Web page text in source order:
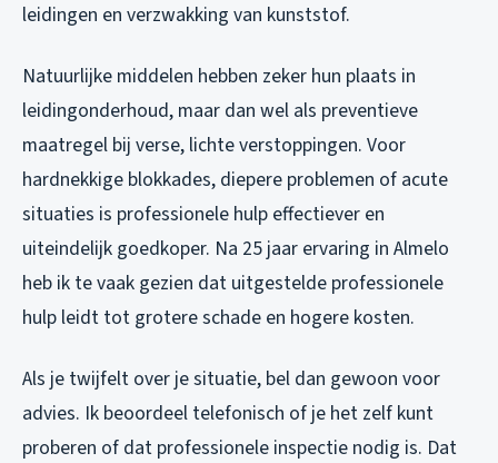
leidingen en verzwakking van kunststof.
Natuurlijke middelen hebben zeker hun plaats in
leidingonderhoud, maar dan wel als preventieve
maatregel bij verse, lichte verstoppingen. Voor
hardnekkige blokkades, diepere problemen of acute
situaties is professionele hulp effectiever en
uiteindelijk goedkoper. Na 25 jaar ervaring in Almelo
heb ik te vaak gezien dat uitgestelde professionele
hulp leidt tot grotere schade en hogere kosten.
Als je twijfelt over je situatie, bel dan gewoon voor
advies. Ik beoordeel telefonisch of je het zelf kunt
proberen of dat professionele inspectie nodig is. Dat